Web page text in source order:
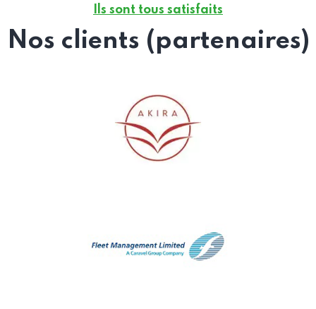
Ils sont tous satisfaits
Nos clients (partenaires)